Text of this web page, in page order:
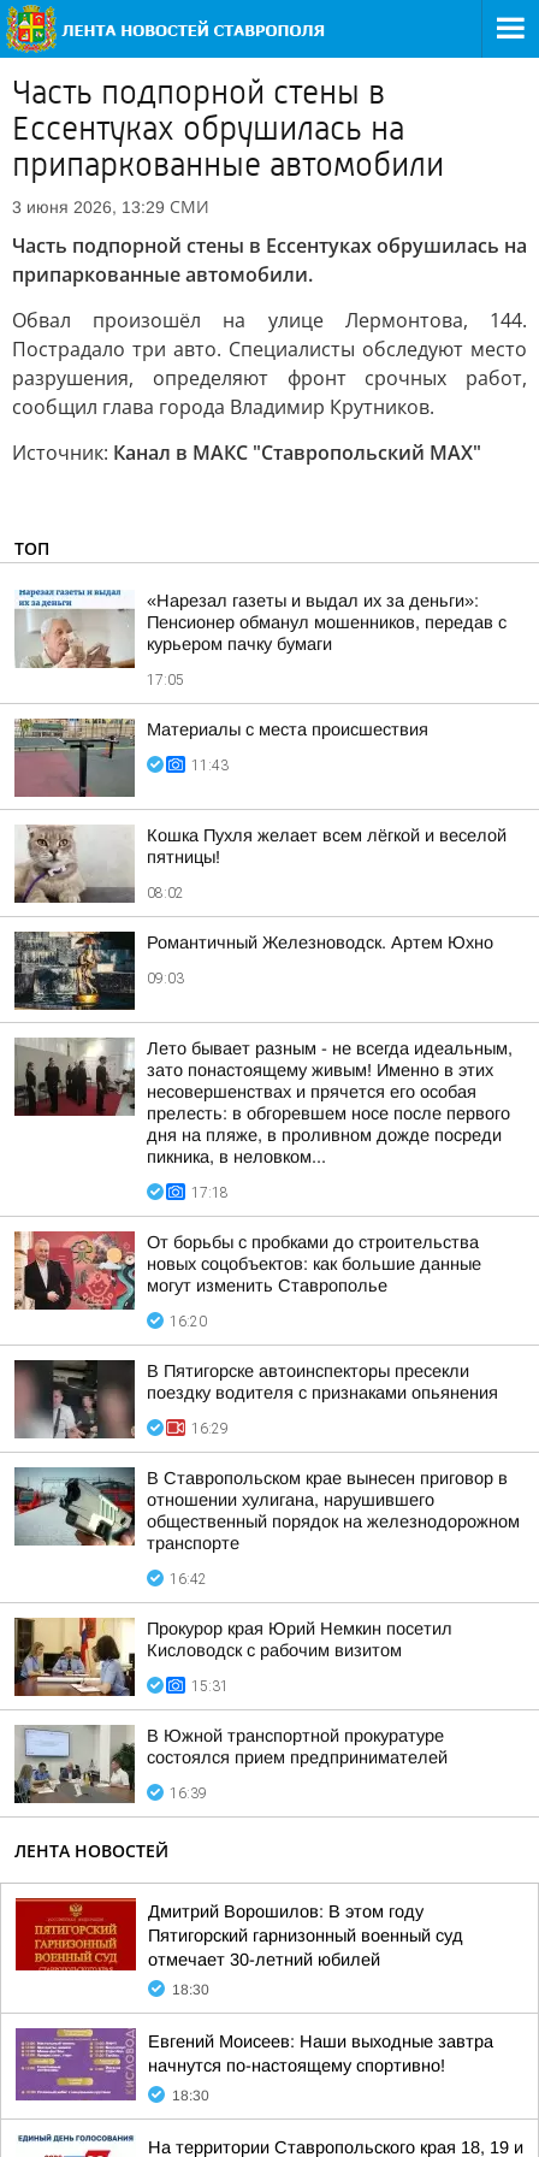
Часть подпорной стены в
Ессентуках обрушилась на
припаркованные автомобили
3 июня 2026, 13:29 СМИ
Часть подпорной стены в Ессентуках обрушилась на
припаркованные автомобили.
Обвал произошёл на улице Лермонтова, 144.
Пострадало три авто. Специалисты обследуют место
разрушения, определяют фронт срочных работ,
сообщил глава города Владимир Крутников.
Источник: Канал в МАКС "Ставропольский MAX"
ТОП
«Нарезал газеты и выдал их за деньги»:
Пенсионер обманул мошенников, передав с
курьером пачку бумаги
17:05
Материалы с места происшествия
11:43
Кошка Пухля желает всем лёгкой и веселой
пятницы!
08:02
Романтичный Железноводск. Артем Юхно
09:03
Лето бывает разным - не всегда идеальным,
зато понастоящему живым! Именно в этих
несовершенствах и прячется его особая
прелесть: в обгоревшем носе после первого
дня на пляже, в проливном дожде посреди
пикника, в неловком...
17:18
От борьбы с пробками до строительства
новых соцобъектов: как большие данные
могут изменить Ставрополье
16:20
В Пятигорске автоинспекторы пресекли
поездку водителя с признаками опьянения
16:29
В Ставропольском крае вынесен приговор в
отношении хулигана, нарушившего
общественный порядок на железнодорожном
транспорте
16:42
Прокурор края Юрий Немкин посетил
Кисловодск с рабочим визитом
15:31
В Южной транспортной прокуратуре
состоялся прием предпринимателей
16:39
ЛЕНТА НОВОСТЕЙ
Дмитрий Ворошилов: В этом году
Пятигорский гарнизонный военный суд
отмечает 30-летний юбилей
18:30
Евгений Моисеев: Наши выходные завтра
начнутся по-настоящему спортивно!
18:30
На территории Ставропольского края 18, 19 и